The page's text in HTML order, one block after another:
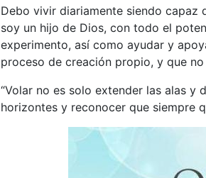
Debo vivir diariamente siendo capaz
soy un hijo de Dios, con todo el
experimento, así como ayudar y
proceso de creación propio, y que
“Volar no es solo extender las alas y
horizontes y reconocer que siempre